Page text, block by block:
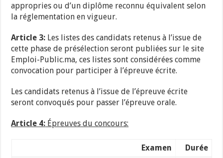
appropries ou d’un diplôme reconnu équivalent selon
la réglementation en vigueur.
Article 3: Les listes des candidats retenus à l’issue de
cette phase de présélection seront publiées sur le site
Emploi-Public.ma, ces listes sont considérées comme
convocation pour participer à l’épreuve écrite.
Les candidats retenus à l’issue de l’épreuve écrite
seront convoqués pour passer l’épreuve orale.
Article 4: Épreuves du concours:
Examen
Durée